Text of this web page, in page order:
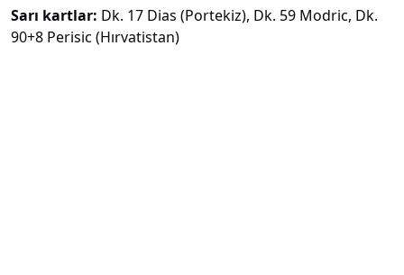
Sarı kartlar: Dk. 17 Dias (Portekiz), Dk. 59 Modric, Dk.
90+8 Perisic (Hırvatistan)